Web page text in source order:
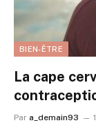
BIEN-ÊTRE
La cape
Par a_demain93